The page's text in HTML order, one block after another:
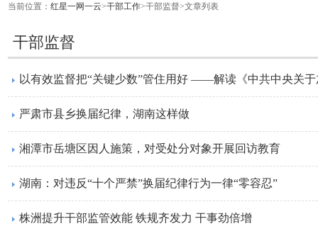
当前位置： 红星一网一云>干部工作>干部监督>文章列表
干部监督
严肃市县乡换届纪律，湖南这样做
湘潭市岳塘区因人施策，对受处分对象开展回访教育
湖南：对违反“十个严禁”换届纪律行为一律“零容忍”
株洲提升干部监管效能 铁规齐发力 干事劲倍增